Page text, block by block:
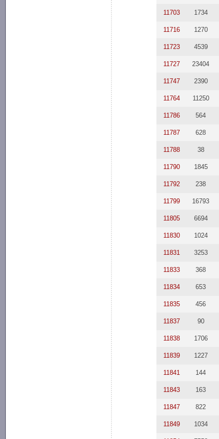
11703 1734
11716 1270
11723 4539
11727 23404
11747 2390
11764 11250
11786 564
11787 628
11788 38
11790 1845
11792 238
11799 16793
11805 6694
11830 1024
11831 3253
11833 368
11834 653
11835 456
11837 90
11838 1706
11839 1227
11841 144
11843 163
11847 822
11849 1034